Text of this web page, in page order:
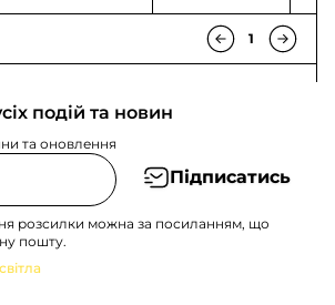
1
подій та новин
та оновлення
Підписатись
розсилки можна за посиланням, що
пошту.